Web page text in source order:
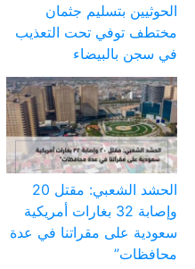
الحوثيين بتسليم جثمان
مختطف توفي تحت التعذيب
في سجن بالبيضاء
الحشد الشعبي: مقتل 20
وإصابة 32 بغارات أمريكية
سعودية على مقراتنا في عدة
محافظات”